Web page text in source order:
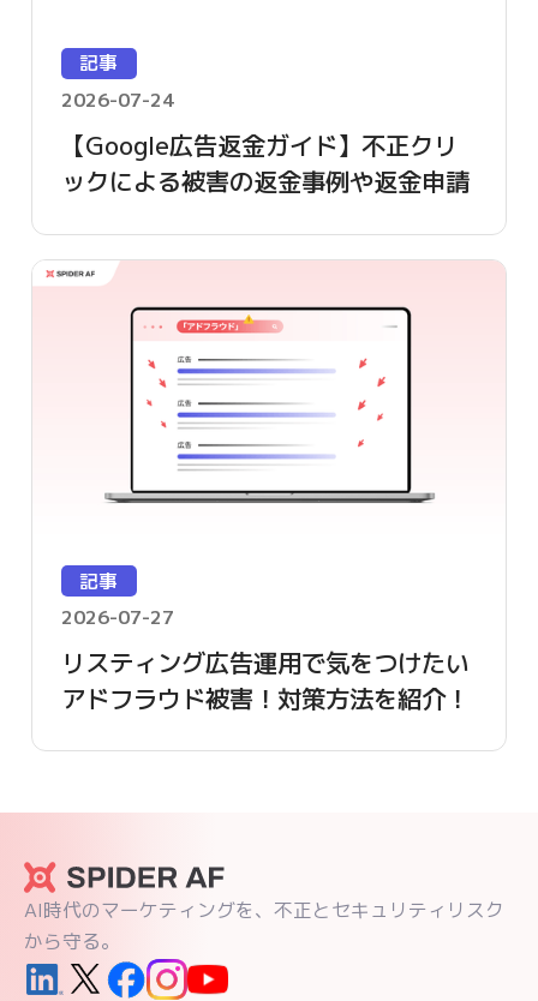
記事
2026-07-24
【Google広告返金ガイド】不正クリ
ックによる被害の返金事例や返金申請
記事
2026-07-27
リスティング広告運用で気をつけたい
アドフラウド被害！対策方法を紹介！
AI時代のマーケティングを、不正とセキュリティリスク
から守る。